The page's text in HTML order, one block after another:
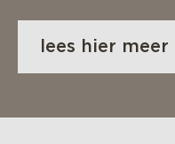
lees hier